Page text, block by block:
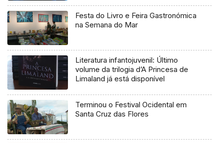
Festa do Livro e Feira Gastronómica
na Semana do Mar
Literatura infantojuvenil: Último
volume da trilogia d’A Princesa de
Limaland já está disponível
Terminou o Festival Ocidental em
Santa Cruz das Flores